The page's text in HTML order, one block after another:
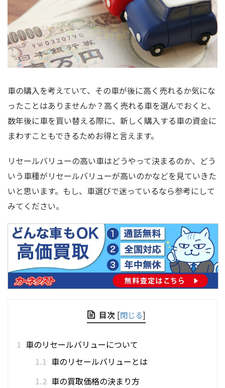
車の購入を考えていて、その車が後に高く売れるか気にな
ったことはありませんか？高く売れる車を選んでおくと、
数年後に車を買い替える際に、新しく購入する車の資金に
まわすこともできるためお得と言えます。
リセールバリューの高い車はどうやって決まるのか、どう
いう車種がリセールバリューが高いのかなどを見ていきた
いと思います。もし、車選びで迷っているなら参考にして
みてください。
目次 [閉じる]
1 車のリセールバリューについて
1.1 車のリセールバリューとは
1.2 車の買取価格の決まり方